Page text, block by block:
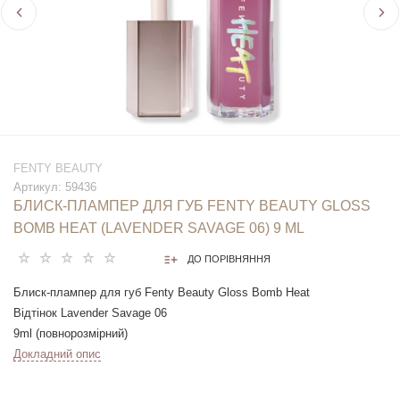
FENTY BEAUTY
Артикул: 59436
БЛИСК-ПЛАМПЕР ДЛЯ ГУБ FENTY BEAUTY GLOSS
BOMB HEAT (LAVENDER SAVAGE 06) 9 ML
ДО ПОРІВНЯННЯ
Блиск-плампер для губ Fenty Beauty Gloss Bomb Heat
Відтінок Lavender Savage 06
9ml (повнорозмірний)
Докладний опис